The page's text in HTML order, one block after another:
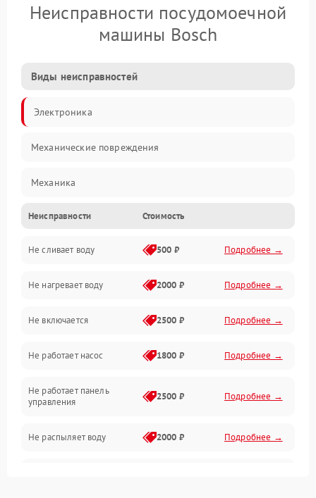
Неисправности посудомоечной
машины Bosch
Виды неисправностей
Электроника
Механические повреждения
Механика
Управление
Электропитание
Датчики
Нагрев
Вода
Гигиена
Программное обеспечение
Неисправности Стоимость
Не сливает воду 500 ₽ Подробнее →
Не нагревает воду 2000 ₽ Подробнее →
Не включается 2500 ₽ Подробнее →
Не работает насос 1800 ₽ Подробнее →
Не работает панель
управления
2500 ₽ Подробнее →
Не распыляет воду 2000 ₽ Подробнее →